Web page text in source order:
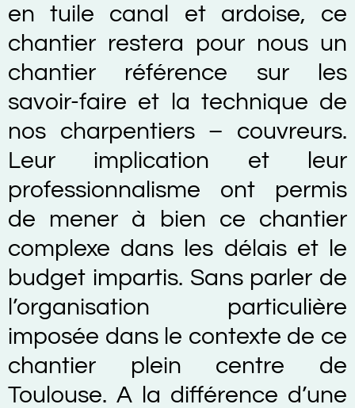
en tuile canal et ardoise, ce
chantier restera pour nous un
chantier référence sur les
savoir-faire et la technique de
nos charpentiers – couvreurs.
Leur implication et leur
professionnalisme ont permis
de mener à bien ce chantier
complexe dans les délais et le
budget impartis. Sans parler de
l’organisation particulière
imposée dans le contexte de ce
chantier plein centre de
Toulouse. A la différence d’une